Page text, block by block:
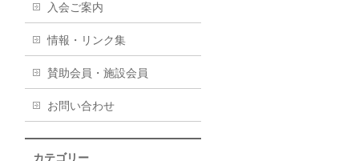
入会ご案内
情報・リンク集
賛助会員・施設会員
お問い合わせ
カテゴリー